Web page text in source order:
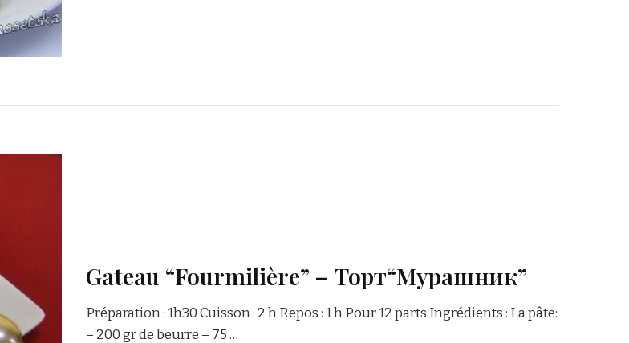
Gateau “Fourmilière” – Торт“Мурашник”
Préparation : 1h30 Cuisson : 2 h Repos : 1 h Pour 12 parts Ingrédients : La pâte:
– 200 gr de beurre – 75 …